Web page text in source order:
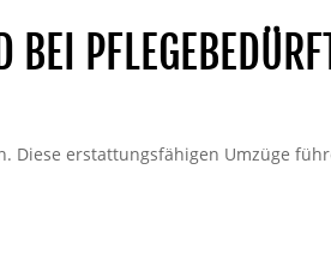
Diese erstattungsfähigen Umzüge